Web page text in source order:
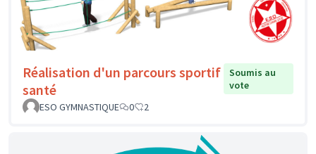
Réalisation d'un parcours sportif
santé
Soumis au
vote
ESO GYMNASTIQUE
0 2